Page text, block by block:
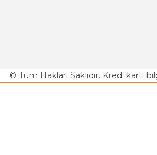
© Tüm Hakları Saklıdır. Kredi kartı